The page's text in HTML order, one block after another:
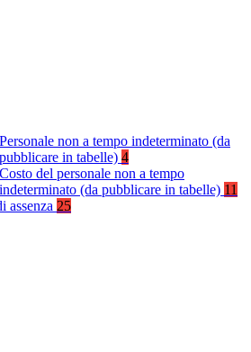
Personale non a tempo indeterminato (da
pubblicare in tabelle) 4
Costo del personale non a tempo
indeterminato (da pubblicare in tabelle) 11
assenza 25